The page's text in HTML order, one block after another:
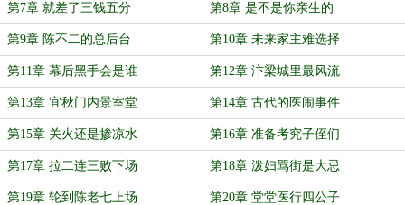
第7章 就差了三钱五分 第8章 是不是你亲生的
第9章 陈不二的总后台 第10章 未来家主难选择
第11章 幕后黑手会是谁 第12章 汴梁城里最风流
第13章 宜秋门内景室堂 第14章 古代的医闹事件
第15章 关火还是掺凉水 第16章 准备考究子侄们
第17章 拉二连三败下场 第18章 泼妇骂街是大忌
第19章 轮到陈老七上场 第20章 堂堂医行四公子